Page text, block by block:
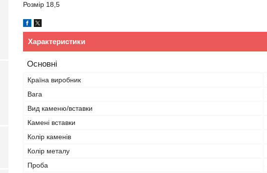
Розмір 18,5
Характеристики
Основні
Країна виробник
Вага
Вид каменю/вставки
Камені вставки
Колір каменів
Колір металу
Проба